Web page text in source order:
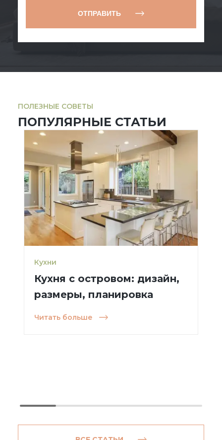
ОТПРАВИТЬ
ПОЛЕЗНЫЕ СОВЕТЫ
ПОПУЛЯРНЫЕ СТАТЬИ
Кухни
Кухня с островом: дизайн,
размеры, планировка
Читать больше